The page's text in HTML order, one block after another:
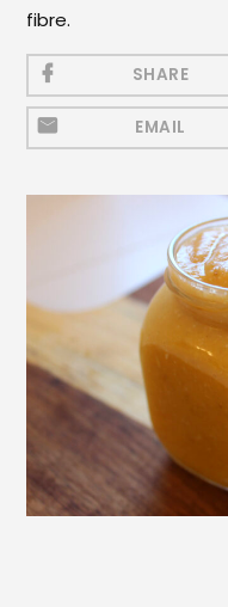
Băuturi calde
Băuturi reci
Cocktail-uri
Biscuiți, Bomboane și
Fursecuri
Brioșe și Checuri
Budinci, Jeleuri și Sufleuri
Cheesecake
Cozonaci
Deserturi Sănătoase
fibre.
SHARE
EMAIL